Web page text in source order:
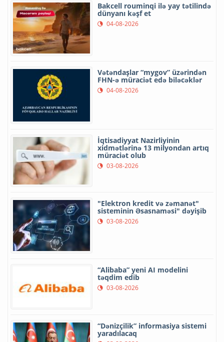
Bakcell rouminqi ilə yay tətilində
dünyanı kəşf et
04-08-2026
Vətəndaşlar “mygov” üzərindən
FHN-ə müraciət edə biləcəklər
04-08-2026
İqtisadiyyat Nazirliyinin
xidmətlərinə 13 milyondan artıq
müraciət olub
03-08-2026
"Elektron kredit və zəmanət"
sisteminin Əsasnaməsi" dəyişib
03-08-2026
“Alibaba” yeni AI modelini
təqdim edib
03-08-2026
“Dənizçilik” informasiya sistemi
yaradılacaq